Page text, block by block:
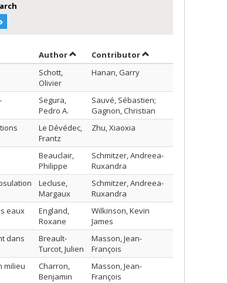
AuthorSort by author in ascending order
Contributorby contributor in
Schott,
Olivier
Hanan, Garry
Segura,
Pedro A.
Sauvé, Sébastien;
Gagnon, Christian
Le Dévédec,
Frantz
Zhu, Xiaoxia
Beauclair,
Philippe
Schmitzer, Andreea-
Ruxandra
Lecluse,
Margaux
Schmitzer, Andreea-
Ruxandra
eaux
England,
Roxane
Wilkinson, Kevin
James
dans
Breault-
Turcot, Julien
Masson, Jean-
François
milieu
Charron,
Benjamin
Masson, Jean-
François